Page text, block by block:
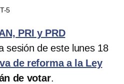
5
PRI y PRD
sesión de este lunes 18
de reforma a la Ley
de votar.